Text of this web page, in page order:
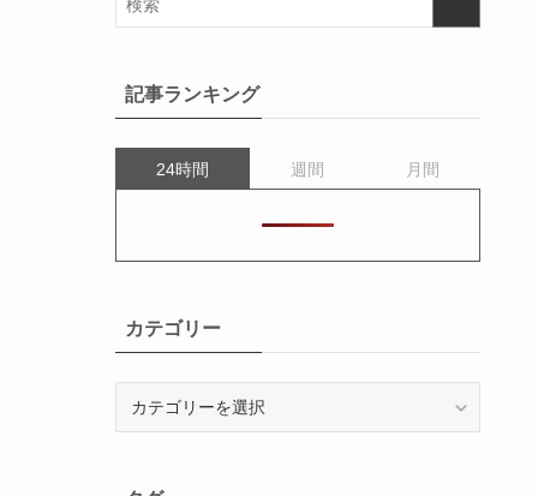
記事ランキング
24時間 週間 月間
カテゴリー